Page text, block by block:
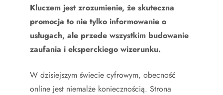
Kluczem jest zrozumienie, że skuteczna
promocja to nie tylko informowanie o
usługach, ale przede wszystkim budowanie
zaufania i eksperckiego wizerunku.
W dzisiejszym świecie cyfrowym, obecność
online jest niemalże koniecznością. Strona